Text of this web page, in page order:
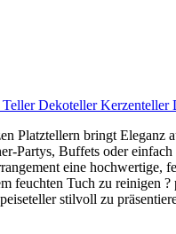
Dekoteller
Platztellern bringt
Partys, Buffets oder
eine hochwertige,
feuchten Tuch zu reinigen
stilvoll zu